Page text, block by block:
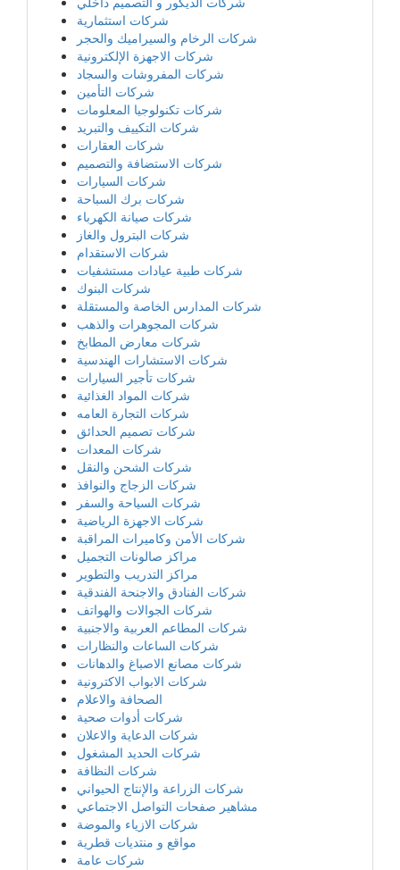
شركات استثمارية
شركات الرخام والسيراميك والحجر
شركات الاجهزة الإلكترونية
شركات المفروشات والسجاد
شركات التأمين
شركات تكنولوجيا المعلومات
شركات التكييف والتبريد
شركات العقارات
شركات الاستضافة والتصميم
شركات السيارات
شركات برك السباحة
شركات صيانة الكهرباء
شركات البترول والغاز
شركات الاستقدام
شركات طبية عيادات مستشفيات
شركات البنوك
شركات المدارس الخاصة والمستقلة
شركات المجوهرات والذهب
شركات معارض المطابخ
شركات الاستشارات الهندسية
شركات تأجير السيارات
شركات المواد الغذائية
شركات التجارة العامه
شركات تصميم الحدائق
شركات المعدات
شركات الشحن والنقل
شركات الزجاج والنوافذ
شركات السياحة والسفر
شركات الاجهزة الرياضية
شركات الأمن وكاميرات المراقبة
مراكز صالونات التجميل
مراكز التدريب والتطوير
شركات الفنادق والاجنحة الفندقية
شركات الجوالات والهواتف
شركات المطاعم العربية والاجنبية
شركات الساعات والنظارات
شركات مصانع الاصباغ والدهانات
شركات الابواب الاكترونية
الصحافة والاعلام
شركات أدوات صحية
شركات الدعاية والاعلان
شركات الحديد المشغول
شركات النظافة
شركات الزراعة والإنتاج الحيواني
مشاهير صفحات التواصل الاجتماعي
شركات الازياء والموضة
مواقع و منتديات قطرية
شركات عامة